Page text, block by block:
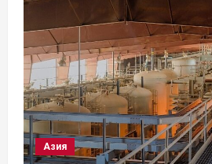
Азия